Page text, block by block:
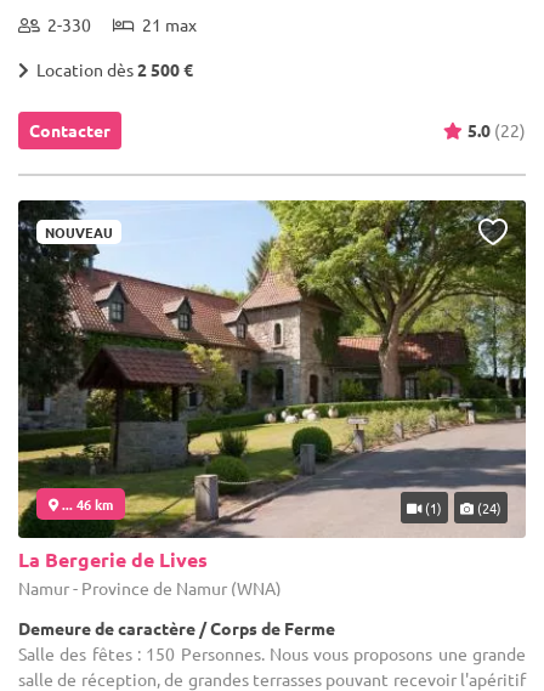
2-330 21 max
Location dès2 500 €
Contacter 5.0 (22)
NOUVEAU
... 46 km (1) (24)
La Bergerie de Lives
Namur - Province de Namur (WNA)
Demeure de caractère / Corps de Ferme
Salle des fêtes : 150 Personnes. Nous vous proposons une grande
salle de réception, de grandes terrasses pouvant recevoir l'apéritif